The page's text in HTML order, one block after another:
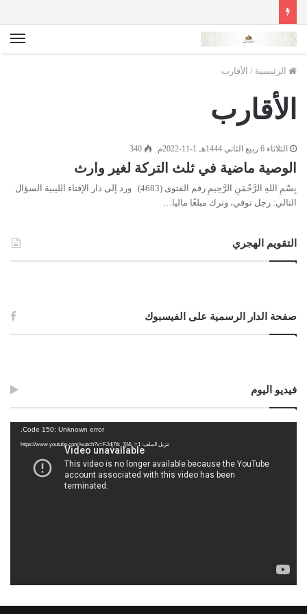
الرئيسية / الأقارب
الأقارب
الثلاثاء 6 ربيع الثاني 1444هـ 1-11-2022م 340
الوصية ماضية في ثلث التركة لغير وارث
بِسْمِ اللهِ الرَّحْمَنِ الرَّحِيمِ رقم الفتوى (4683) ورد إلى دار الإفتاء الليبية السؤال
التالي: رجل توفي، وترك مبلغًا ماليا…
التقويم الهجري
صفحة الدار الرسمية على الفيسبوك
فيديو اليوم
Code 150: Unknown error.
تنزيل الملف: https://www.youtube.com/watch?v=FJdj7tk_7jI&_=1